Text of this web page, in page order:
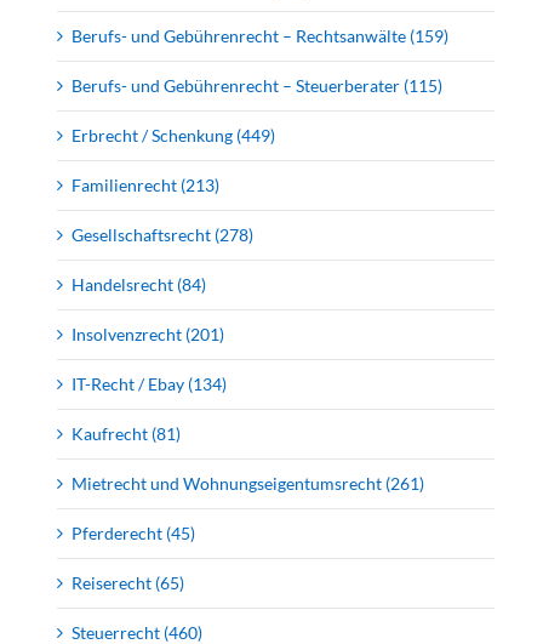
Berufs- und Gebührenrecht – Rechtsanwälte (159)
Berufs- und Gebührenrecht – Steuerberater (115)
Erbrecht / Schenkung (449)
Familienrecht (213)
Gesellschaftsrecht (278)
Handelsrecht (84)
Insolvenzrecht (201)
IT-Recht / Ebay (134)
Kaufrecht (81)
Mietrecht und Wohnungseigentumsrecht (261)
Pferderecht (45)
Reiserecht (65)
Steuerrecht (460)